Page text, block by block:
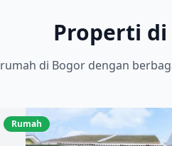
Properti
rumah di Bogordengan
Rumah